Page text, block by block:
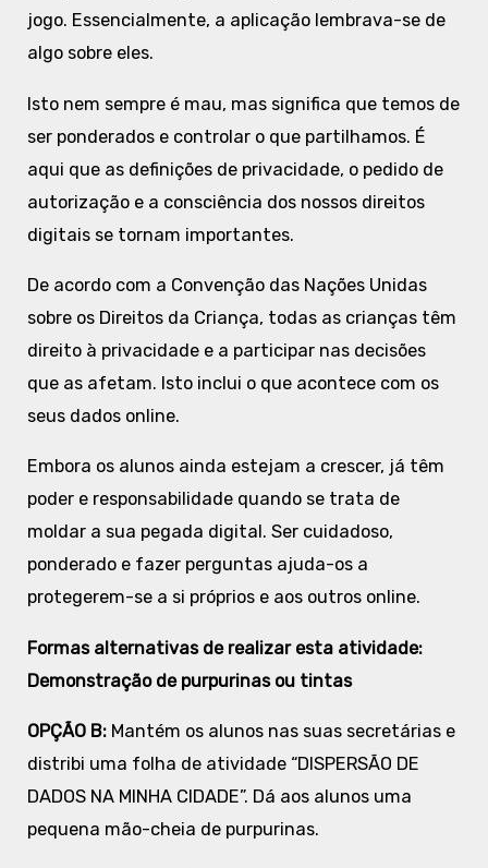
jogo. Essencialmente, a aplicação lembrava-se de
algo sobre eles.
Isto nem sempre é mau, mas significa que temos de
ser ponderados e controlar o que partilhamos. É
aqui que as definições de privacidade, o pedido de
autorização e a consciência dos nossos direitos
digitais se tornam importantes.
De acordo com a Convenção das Nações Unidas
sobre os Direitos da Criança, todas as crianças têm
direito à privacidade e a participar nas decisões
que as afetam. Isto inclui o que acontece com os
seus dados online.
Embora os alunos ainda estejam a crescer, já têm
poder e responsabilidade quando se trata de
moldar a sua pegada digital. Ser cuidadoso,
ponderado e fazer perguntas ajuda-os a
protegerem-se a si próprios e aos outros online.
Formas alternativas de realizar esta atividade:
Demonstração de purpurinas ou tintas
OPÇÃO B:Mantém os alunos nas suas secretárias e
distribi uma folha de atividade “DISPERSÃO DE
DADOS NA MINHA CIDADE”. Dá aos alunos uma
pequena mão-cheia de purpurinas.